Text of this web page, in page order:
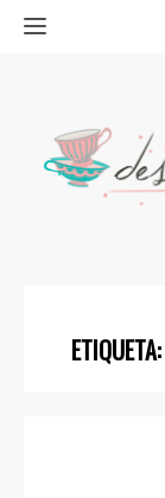
ETIQUETA: